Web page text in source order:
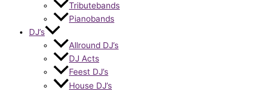
Tributebands
Pianobands
DJ’s
Allround DJ’s
DJ Acts
Feest DJ’s
House DJ’s